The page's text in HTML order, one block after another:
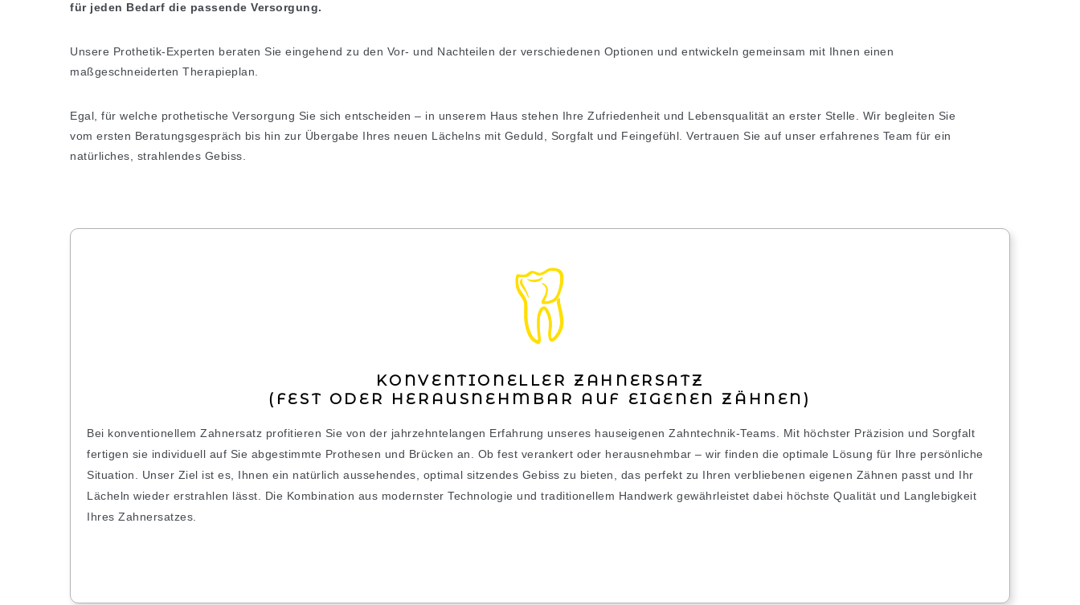
für jeden Bedarf die passende Versorgung.
Unsere Prothetik-Experten beraten Sie eingehend zu den Vor- und Nachteilen der verschiedenen Optionen und entwickeln gemeinsam mit Ihnen einen
maßgeschneiderten Therapieplan.
Egal, für welche prothetische Versorgung Sie sich entscheiden – in unserem Haus stehen Ihre Zufriedenheit und Lebensqualität an erster Stelle. Wir begleiten Sie
vom ersten Beratungsgespräch bis hin zur Übergabe Ihres neuen Lächelns mit Geduld, Sorgfalt und Feingefühl. Vertrauen Sie auf unser erfahrenes Team für ein
natürliches, strahlendes Gebiss.
KONVENTIONELLER ZAHNERSATZ
(FEST ODER HERAUSNEHMBAR AUF EIGENEN ZÄHNEN)
Bei konventionellem Zahnersatz profitieren Sie von der jahrzehntelangen Erfahrung unseres hauseigenen Zahntechnik-Teams. Mit höchster Präzision und Sorgfalt
fertigen sie individuell auf Sie abgestimmte Prothesen und Brücken an. Ob fest verankert oder herausnehmbar – wir finden die optimale Lösung für Ihre persönliche
Situation. Unser Ziel ist es, Ihnen ein natürlich aussehendes, optimal sitzendes Gebiss zu bieten, das perfekt zu Ihren verbliebenen eigenen Zähnen passt und Ihr
Lächeln wieder erstrahlen lässt. Die Kombination aus modernster Technologie und traditionellem Handwerk gewährleistet dabei höchste Qualität und Langlebigkeit
Ihres Zahnersatzes.